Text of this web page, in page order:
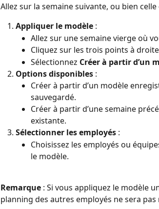
Allez sur la semaine suivante, ou bien
Appliquer le modèle :
Allez sur une semaine viergeoù
Cliquez sur les trois points à
Sélectionnez Créer à partir d’un
Options disponibles :
Créer à partir d’un modèle
sauvegardé.
Créer à partir d’une semaine
existante.
Sélectionner les employés :
Choisissez les employés ou
le modèle.
Remarque : Si vous appliquez le modèle
planning des autres employés ne sera pas